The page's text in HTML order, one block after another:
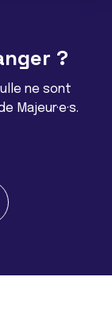
?
ne sont
Majeur·e·s.